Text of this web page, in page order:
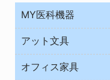
MY医科機器
診察・診断
与薬・調剤薬局
アット文具
ＯＡ・パソコン用品
オフィス家具